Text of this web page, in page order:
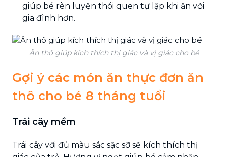
giúp bé rèn luyện thói quen tự lập khi ăn với
gia đình hơn.
Ăn thô giúp kích thích thị giác và vị giác cho bé
Gợi ý các món ăn thực đơn ăn
thô cho bé 8 tháng tuổi
Trái cây mềm
Trái cây với đủ màu sắc sặc sỡ sẽ kích thích thị